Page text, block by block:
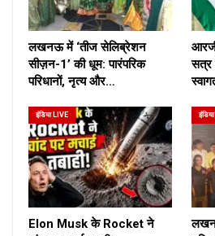
लखनऊ में ‘तीज सेलिब्रेशन
सीज़न-1’ की धूम: पारंपरिक
परिधानों, नृत्य और…
सत्र
इंडिया LIVE
Elon Musk के Rocket ने